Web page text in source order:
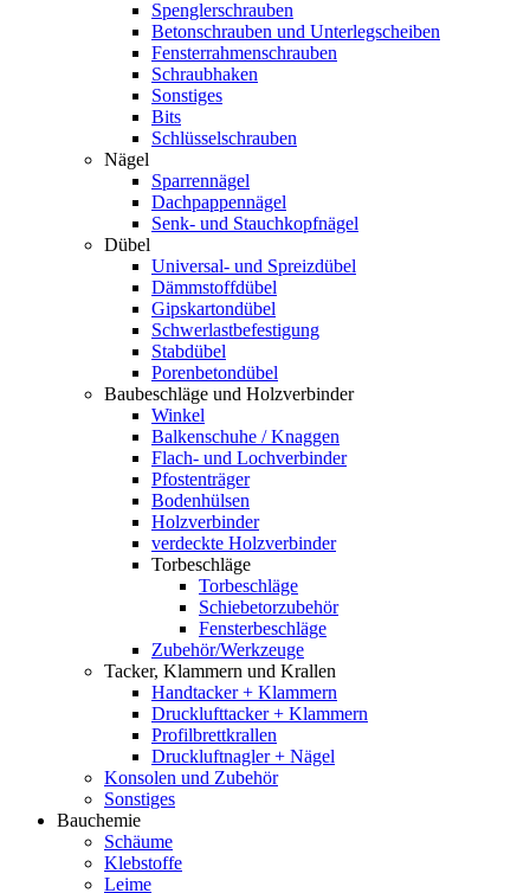
Spenglerschrauben
Betonschrauben und Unterlegscheiben
Fensterrahmenschrauben
Schraubhaken
Sonstiges
Bits
Schlüsselschrauben
Nägel
Sparrennägel
Dachpappennägel
Senk- und Stauchkopfnägel
Dübel
Universal- und Spreizdübel
Dämmstoffdübel
Gipskartondübel
Schwerlastbefestigung
Stabdübel
Porenbetondübel
Baubeschläge und Holzverbinder
Winkel
Balkenschuhe / Knaggen
Flach- und Lochverbinder
Pfostenträger
Bodenhülsen
Holzverbinder
verdeckte Holzverbinder
Torbeschläge
Torbeschläge
Schiebetorzubehör
Fensterbeschläge
Zubehör/Werkzeuge
Tacker, Klammern und Krallen
Handtacker + Klammern
Drucklufttacker + Klammern
Profilbrettkrallen
Druckluftnagler + Nägel
Konsolen und Zubehör
Sonstiges
Bauchemie
Schäume
Klebstoffe
Leime